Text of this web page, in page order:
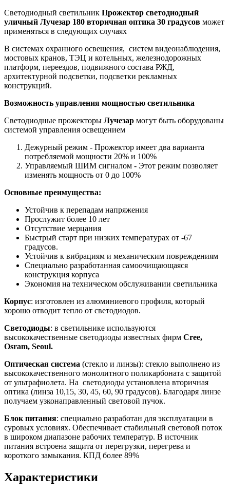
Светодиодный светильник Прожектор светодиодный
уличный Лучезар 180 вторичная оптика 30 градусов может
применяться в следующих случаях
В системах охранного освещения, систем видеонаблюдения,
мостовых кранов, ТЭЦ и котельных, железнодорожных
платформ, переездов, подвижного состава РЖД,
архитектурной подсветки, подсветки рекламных
конструкций.
Возможность управления мощностью светильника
Светодиодные прожекторы Лучезар могут быть оборудованы
системой управления освещением
Дежурный режим - Прожектор имеет два варианта
потребляемой мощности 20% и 100%
Управляемый ШИМ сигналом - Этот режим позволяет
изменять мощность от 0 до 100%
Основные преимущества:
Устойчив к перепадам напряжения
Прослужит более 10 лет
Отсутствие мерцания
Быстрый старт при низких температурах от -67
градусов.
Устойчив к вибрациям и механическим повреждениям
Специально разработанная самоочищающаяся
конструкция корпуса
Экономия на техническом обслуживании светильника
Корпус: изготовлен из алюминиевого профиля, который
хорошо отводит тепло от светодиодов.
Светодиоды: в светильнике используются
высококачественные светодиоды известных фирм Cree,
Osram, Seoul.
Оптическая система (стекло и линзы): стекло выполнено из
высококачественного монолитного поликарбоната с защитой
от ультрафиолета. На светодиоды установлена вторичная
оптика (линза 10,15, 30, 45, 60, 90 градусов). Благодаря линзе
получаем узконаправленный световой пучок.
Блок питания: специально разработан для эксплуатации в
суровых условиях. Обеспечивает стабильный световой поток
в широком диапазоне рабочих температур. В источник
питания встроена защита от перегрузки, перегрева и
короткого замыкания. КПД более 89%
Характеристики